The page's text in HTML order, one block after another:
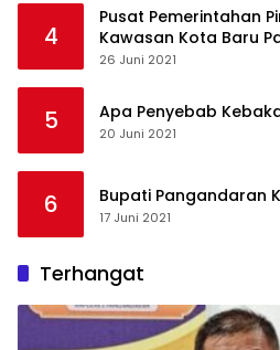
4
Pusat Pemerintahan
Kawasan Kota Baru
26 Juni 2021
5 Apa Penyebab
20 Juni 2021
6 Bupati Pangandaran
17 Juni 2021
Terhangat